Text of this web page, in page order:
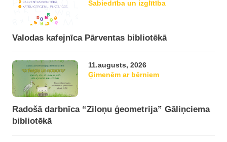
Sabiedrība un izglītība
Valodas kafejnīca Pārventas bibliotēkā
11.augusts, 2026
Ģimenēm ar bērniem
Radošā darbnīca “Ziloņu ģeometrija” Gāliņciema
bibliotēkā